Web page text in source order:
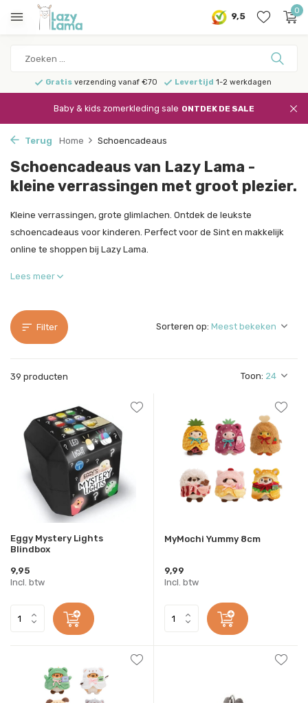
9,5
0
Gratis verzending vanaf €70 Levertijd 1-2 werkdagen
Baby & kids zomerkleding sale ONTDEK DE SALE
Terug Home Schoencadeaus
Schoencadeaus van Lazy Lama -
kleine verrassingen met groot plezier.
Kleine verrassingen, grote glimlachen. Ontdek de leukste
schoencadeaus voor kinderen. Perfect voor de Sint en makkelijk
online te shoppen bij Lazy Lama.
Lees meer
Filter
39 producten Toon:
Sorteren op:
Eggy Mystery Lights
Blindbox
9,95
Incl. btw
MyMochi Yummy 8cm
9,99
Incl. btw